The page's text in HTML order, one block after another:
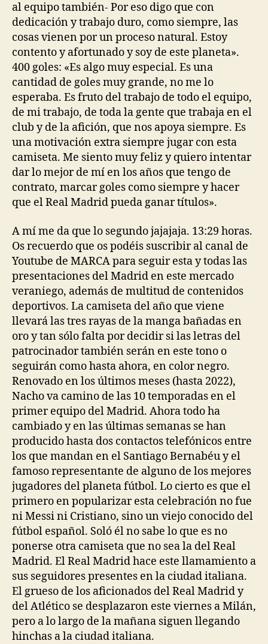
al equipo también- Por eso digo que con
dedicación y trabajo duro, como siempre, las
cosas vienen por un proceso natural. Estoy
contento y afortunado y soy de este planeta».
400 goles: «Es algo muy especial. Es una
cantidad de goles muy grande, no me lo
esperaba. Es fruto del trabajo de todo el equipo,
de mi trabajo, de toda la gente que trabaja en el
club y de la afición, que nos apoya siempre. Es
una motivación extra siempre jugar con esta
camiseta. Me siento muy feliz y quiero intentar
dar lo mejor de mí en los años que tengo de
contrato, marcar goles como siempre y hacer
que el Real Madrid pueda ganar títulos».
A mí me da que lo segundo jajajaja. 13:29 horas.
Os recuerdo que os podéis suscribir al canal de
Youtube de MARCA para seguir esta y todas las
presentaciones del Madrid en este mercado
veraniego, además de multitud de contenidos
deportivos. La camiseta del año que viene
llevará las tres rayas de la manga bañadas en
oro y tan sólo falta por decidir si las letras del
patrocinador también serán en este tono o
seguirán como hasta ahora, en color negro.
Renovado en los últimos meses (hasta 2022),
Nacho va camino de las 10 temporadas en el
primer equipo del Madrid. Ahora todo ha
cambiado y en las últimas semanas se han
producido hasta dos contactos telefónicos entre
los que mandan en el Santiago Bernabéu y el
famoso representante de alguno de los mejores
jugadores del planeta fútbol. Lo cierto es que el
primero en popularizar esta celebración no fue
ni Messi ni Cristiano, sino un viejo conocido del
fútbol español. Soló él no sabe lo que es no
ponerse otra camiseta que no sea la del Real
Madrid. El Real Madrid hace este llamamiento a
sus seguidores presentes en la ciudad italiana.
El grueso de los aficionados del Real Madrid y
del Atlético se desplazaron este viernes a Milán,
pero a lo largo de la mañana siguen llegando
hinchas a la ciudad italiana.